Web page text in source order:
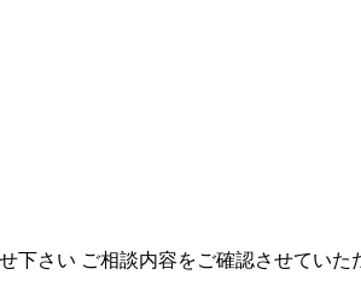
下さい ご相談内容をご確認させていた